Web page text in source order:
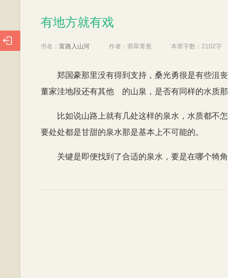
有地方就有戏
书名： 富路入山河 作者： 翡翠青葱 本章字数： 2102字
郑国豪那里没有得到支持，桑光勇很是有些沮
董家洼地段还有其他 的山泉，是否有同样的水质
比如说山路上就有几处这样的泉水，水质都不
要处处都是甘甜的泉水那是基本上不可能的。
关键是即便找到了合适的泉水，要是在哪个犄
